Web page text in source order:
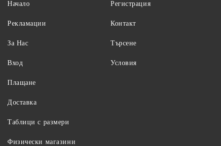
Начало
Рекламации
За Нас
Вход
Регистрация
Контакт
Търсене
Условия
Плащане
Доставка
Таблици с размери
Физически магазини